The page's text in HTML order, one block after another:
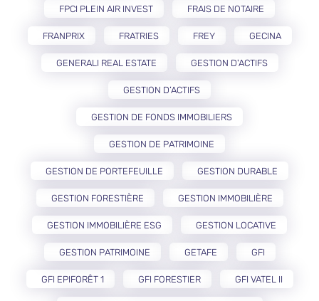
FPCI PLEIN AIR INVEST FRAIS DE NOTAIRE
FRANPRIX FRATRIES FREY GECINA
GENERALI REAL ESTATE GESTION D'ACTIFS
GESTION D’ACTIFS
GESTION DE FONDS IMMOBILIERS
GESTION DE PATRIMOINE
GESTION DE PORTEFEUILLE GESTION DURABLE
GESTION FORESTIÈRE GESTION IMMOBILIÈRE
GESTION IMMOBILIÈRE ESG GESTION LOCATIVE
GESTION PATRIMOINE GETAFE GFI
GFI EPIFORÊT 1 GFI FORESTIER GFI VATEL II